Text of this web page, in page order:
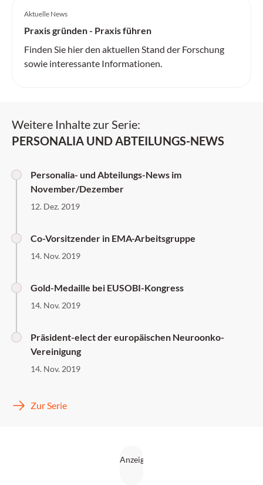
Aktuelle News
Praxis gründen - Praxis führen
Finden Sie hier den aktuellen Stand der Forschung
sowie interessante Informationen.
Weitere Inhalte zur Serie:
PERSONALIA UND ABTEILUNGS-NEWS
Personalia- und Abteilungs-News im
November/Dezember
12. Dez. 2019
Co-Vorsitzender in EMA-Arbeitsgruppe
14. Nov. 2019
Gold-Medaille bei EUSOBI-Kongress
14. Nov. 2019
Präsident-elect der europäischen Neuroonko-
Vereinigung
14. Nov. 2019
Zur Serie